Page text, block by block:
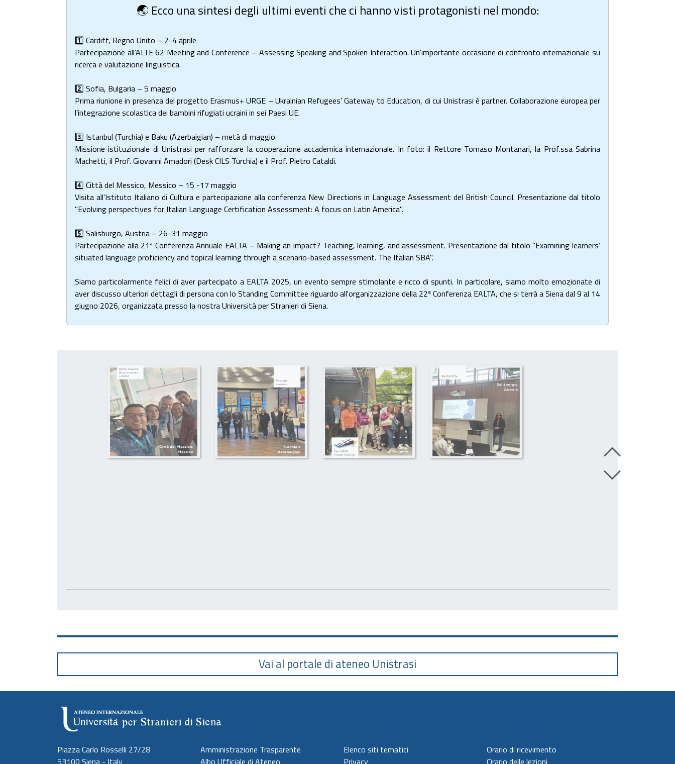
🌏 Ecco una sintesi degli ultimi eventi che ci hanno visti protagonisti nel mondo:
1️⃣ Cardiff, Regno Unito – 2-4 aprile
Partecipazione all’ALTE 62 Meeting and Conference – Assessing Speaking and Spoken Interaction. Un'importante occasione di confronto internazionale su
ricerca e valutazione linguistica.
2️⃣ Sofia, Bulgaria – 5 maggio
Prima riunione in presenza del progetto Erasmus+ URGE – Ukrainian Refugees' Gateway to Education, di cui Unistrasi è partner. Collaborazione europea per
l’integrazione scolastica dei bambini rifugiati ucraini in sei Paesi UE.
3️⃣ Istanbul (Turchia) e Baku (Azerbaigian) – metà di maggio
Missione istituzionale di Unistrasi per rafforzare la cooperazione accademica internazionale. In foto: il Rettore Tomaso Montanari, la Prof.ssa Sabrina
Machetti, il Prof. Giovanni Amadori (Desk CILS Turchia) e il Prof. Pietro Cataldi.
4️⃣ Città del Messico, Messico – 15 -17 maggio
Visita all’Istituto Italiano di Cultura e partecipazione alla conferenza New Directions in Language Assessment del British Council. Presentazione dal titolo
"Evolving perspectives for Italian Language Certification Assessment: A focus on Latin America".
5️⃣ Salisburgo, Austria – 26-31 maggio
Partecipazione alla 21ª Conferenza Annuale EALTA – Making an impact? Teaching, learning, and assessment. Presentazione dal titolo "Examining learners’
situated language proficiency and topical learning through a scenario-based assessment. The Italian SBA".
Siamo particolarmente felici di aver partecipato a EALTA 2025, un evento sempre stimolante e ricco di spunti. In particolare, siamo molto emozionate di
aver discusso ulteriori dettagli di persona con lo Standing Committee riguardo all'organizzazione della 22ª Conferenza EALTA, che si terrà a Siena dal 9 al 14
giugno 2026, organizzata presso la nostra Università per Stranieri di Siena.
Vai al portale di ateneo Unistrasi
Piazza Carlo Rosselli 27/28
Amministrazione Trasparente
Elenco siti tematici
Orario di ricevimento